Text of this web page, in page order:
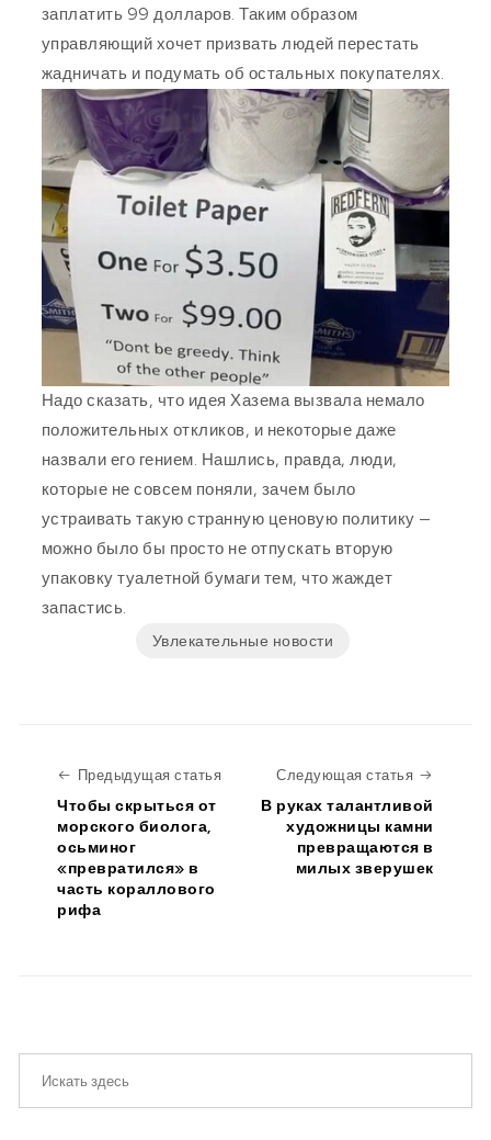
заплатить 99 долларов. Таким образом
управляющий хочет призвать людей перестать
жадничать и подумать об остальных покупателях.
Надо сказать, что идея Хазема вызвала немало
положительных откликов, и некоторые даже
назвали его гением. Нашлись, правда, люди,
которые не совсем поняли, зачем было
устраивать такую странную ценовую политику —
можно было бы просто не отпускать вторую
упаковку туалетной бумаги тем, что жаждет
запастись.
Увлекательные новости
Предыдущая статьяПредыдущая статья
Чтобы скрыться от
морского биолога,
осьминог
«превратился» в
часть кораллового
рифа
Следующая статья
В руках талантливой
художницы камни
превращаются в
милых зверушек